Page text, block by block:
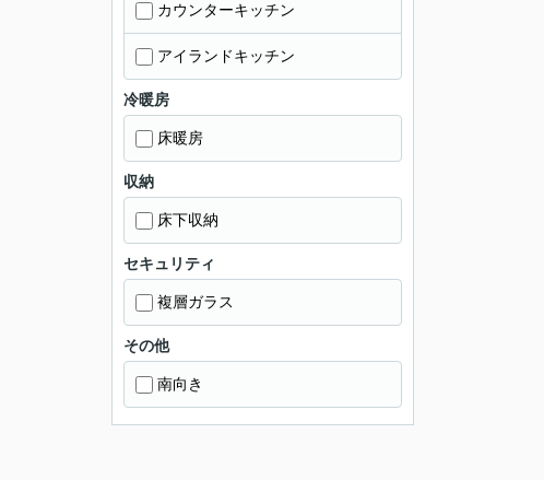
カウンターキッチン
アイランドキッチン
冷暖房
床暖房
収納
床下収納
セキュリティ
複層ガラス
その他
南向き